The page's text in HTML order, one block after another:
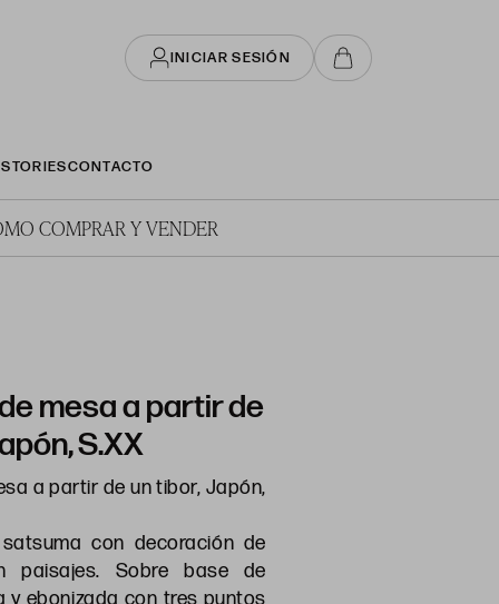
INICIAR SESIÓN
STORIESCONTACTO
COMPRAR Y VENDER
mesa a partir de
S.XX
a partir de un tibor, Japón,
con decoración de
paisajes. Sobre base de
y ebonizada con tres puntos